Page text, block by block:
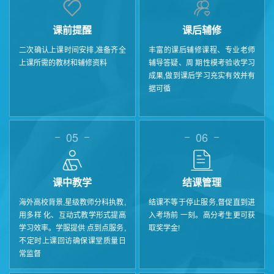
课前提醒
二次确认上课时间安排,准备齐全
上课所需的教材和辅修资料
课后辅修
丰富的课后辅修课程、专业老师
辅导答疑、周 期性模考验收学习
成果,做到课后学习充实有效并有
据可循
05
课中教学
海外高校背景,星级教师分科执教,
用多样 化、互动式教学形式提高
学习效率。学服提供 点到点服务,
不定时上课回访确保课堂质量日
常监督
06
结课管理
结课不等于停止服务,督促直到进
入考场前 一刻。高分考生更可获
取奖学金!